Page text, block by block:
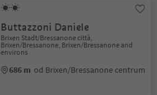
Buttazzoni Daniele
Brixen Stadt/Bressanone città,
Brixen/Bressanone, Brixen/Bressanone and
environs
686 m od Brixen/Bressanone centrum